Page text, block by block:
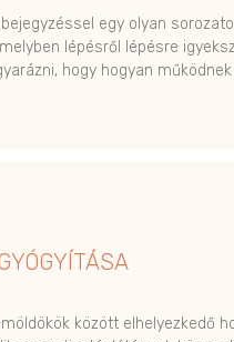
bejegyzéssel egy olyan
lépésről lépésre
hogy hogyan
között elhelyezkedő